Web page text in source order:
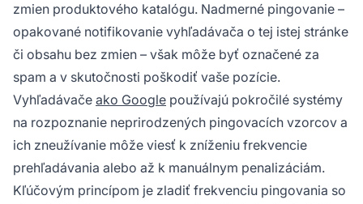
zmien produktového katalógu. Nadmerné pingovanie –
opakované notifikovanie vyhľadávača o tej istej stránke
či obsahu bez zmien – však môže byť označené za
spam a v skutočnosti poškodiť vaše pozície.
Vyhľadávače ako Google používajú pokročilé systémy
na rozpoznanie neprirodzených pingovacích vzorcov a
ich zneužívanie môže viesť k zníženiu frekvencie
prehľadávania alebo až k manuálnym penalizáciám.
Kľúčovým princípom je zladiť frekvenciu pingovania so